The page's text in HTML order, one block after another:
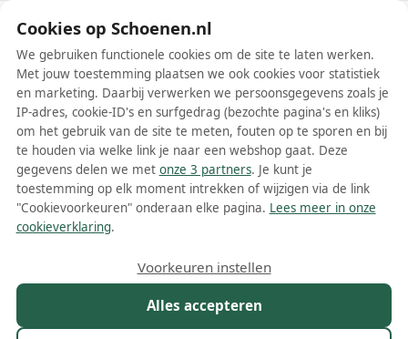
Schoenen.nl
Wis filters Alle filters
Zwarte Scarosso dames laarzen
Meer lezen
Kleur 1
Cookies op Schoenen.nl
We gebruiken functionele cookies om de site te laten werken.
Met jouw toestemming plaatsen we ook cookies voor statistiek
en marketing. Daarbij verwerken we persoonsgegevens zoals je
IP-adres, cookie-ID's en surfgedrag (bezochte pagina's en kliks)
om het gebruik van de site te meten, fouten op te sporen en bij
te houden via welke link je naar een webshop gaat. Deze
gegevens delen we met onze 3 partners. Je kunt je
toestemming op elk moment intrekken of wijzigen via de link
"Cookievoorkeuren" onderaan elke pagina. Lees meer in onze
cookieverklaring.
Alles accepteren
Voorkeuren instellen